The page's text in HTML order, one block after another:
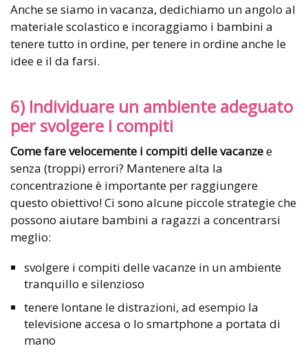
Anche se siamo in vacanza, dedichiamo un angolo al
materiale scolastico e incoraggiamo i bambini a
tenere tutto in ordine, per tenere in ordine anche le
idee e il da farsi.
6) Individuare un ambiente adeguato
per svolgere i compiti
Come fare velocemente i compiti delle vacanzee
senza (troppi) errori? Mantenere alta la
concentrazione è importante per raggiungere
questo obiettivo! Ci sono alcune piccole strategie che
possono aiutare bambini a ragazzi a concentrarsi
meglio:
svolgere i compiti delle vacanze in un ambiente
tranquillo e silenzioso
tenere lontane le distrazioni, ad esempio la
televisione accesa o lo smartphone a portata di
mano